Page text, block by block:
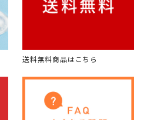
送料無料商品はこちら